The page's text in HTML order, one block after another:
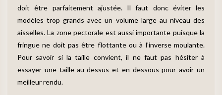
doit être parfaitement ajustée. Il faut donc éviter les
modèles trop grands avec un volume large au niveau des
aisselles. La zone pectorale est aussi importante puisque la
fringue ne doit pas être flottante ou à l’inverse moulante.
Pour savoir si la taille convient, il ne faut pas hésiter à
essayer une taille au-dessus et en dessous pour avoir un
meilleur rendu.